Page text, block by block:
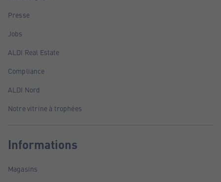
Presse
Jobs
ALDI Real Estate
Compliance
ALDI Nord
Notre vitrine à trophées
Informations
Magasins